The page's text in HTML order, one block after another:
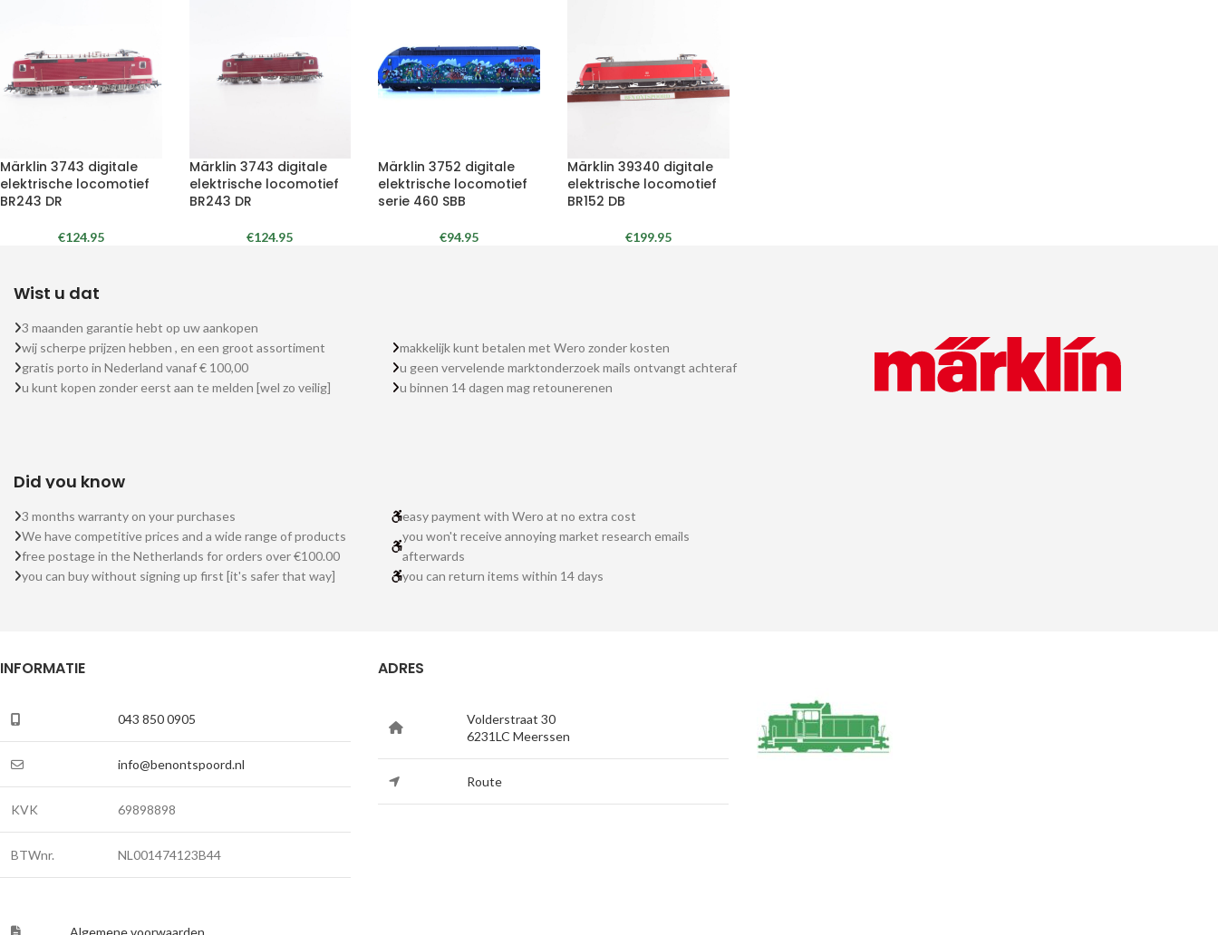
Märklin 3743 digitale
elektrische locomotief
BR243 DR
€124.95
Märklin 3743 digitale
elektrische locomotief
BR243 DR
€124.95
Märklin 3752 digitale
elektrische locomotief
serie 460 SBB
€94.95
Märklin 39340 digitale
elektrische locomotief
BR152 DB
€199.95
Wist u dat
3 maanden garantie hebt op uw aankopen
wij scherpe prijzen hebben , en een groot assortiment
gratis porto in Nederland vanaf € 100,00
u kunt kopen zonder eerst aan te melden [wel zo veilig]
makkelijk kunt betalen met Wero zonder kosten
u geen vervelende marktonderzoek mails ontvangt achteraf
u binnen 14 dagen mag retounerenen
Did you know
3 months warranty on your purchases
We have competitive prices and a wide range of products
free postage in the Netherlands for orders over €100.00
you can buy without signing up first [it's safer that way]
easy payment with Wero at no extra cost
you won't receive annoying market research emails
afterwards
you can return items within 14 days
INFORMATIE
043 850 0905
info@benontspoord.nl
KVK 69898898
BTWnr. NL001474123B44
Algemene voorwaarden
ADRES
Volderstraat 30
6231LC Meerssen
Route